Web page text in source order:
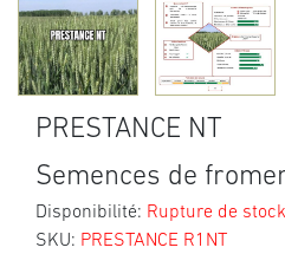
PRESTANCE NT
Semences de
Disponibilité: Rupture de stock
SKU: PRESTANCE R1NT